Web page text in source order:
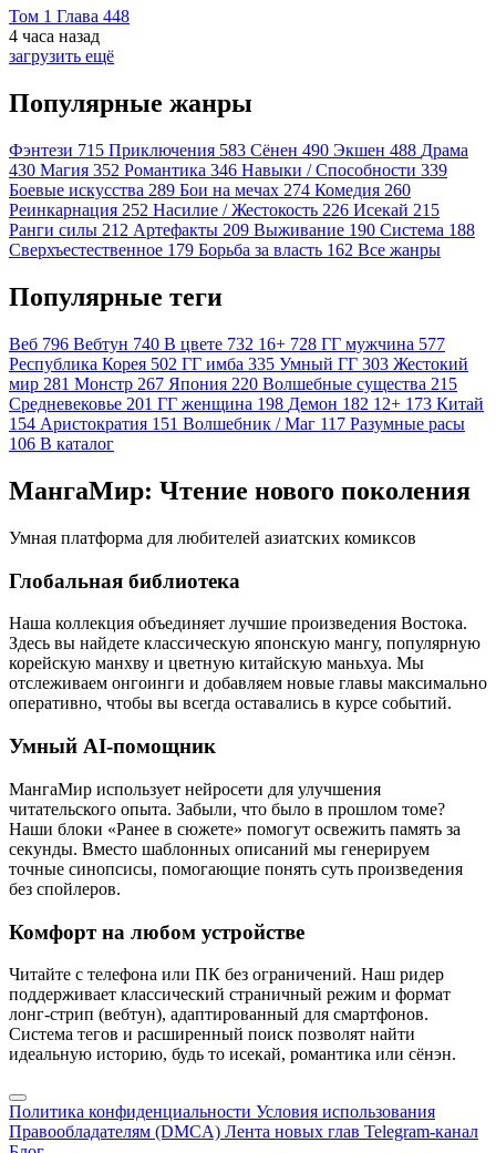
Том 1 Глава 448
4 часа назад
загрузить ещё
Популярные жанры
Фэнтези 715 Приключения 583 Сёнен 490 Экшен 488 Драма
430 Магия 352 Романтика 346 Навыки / Способности 339
Боевые искусства 289 Бои на мечах 274 Комедия 260
Реинкарнация 252 Насилие / Жестокость 226 Исекай 215
Ранги силы 212 Артефакты 209 Выживание 190 Система 188
Сверхъестественное 179 Борьба за власть 162 Все жанры
Популярные теги
Веб 796 Вебтун 740 В цвете 732 16+ 728 ГГ мужчина 577
Республика Корея 502 ГГ имба 335 Умный ГГ 303 Жестокий
мир 281 Монстр 267 Япония 220 Волшебные существа 215
Средневековье 201 ГГ женщина 198 Демон 182 12+ 173 Китай
154 Аристократия 151 Волшебник / Маг 117 Разумные расы
106 В каталог
МангаМир: Чтение нового поколения
Умная платформа для любителей азиатских комиксов
Глобальная библиотека
Наша коллекция объединяет лучшие произведения Востока.
Здесь вы найдете классическую японскую мангу, популярную
корейскую манхву и цветную китайскую маньхуа. Мы
отслеживаем онгоинги и добавляем новые главы максимально
оперативно, чтобы вы всегда оставались в курсе событий.
Умный AI-помощник
МангаМир использует нейросети для улучшения
читательского опыта. Забыли, что было в прошлом томе?
Наши блоки «Ранее в сюжете» помогут освежить память за
секунды. Вместо шаблонных описаний мы генерируем
точные синопсисы, помогающие понять суть произведения
без спойлеров.
Комфорт на любом устройстве
Читайте с телефона или ПК без ограничений. Наш ридер
поддерживает классический страничный режим и формат
лонг-стрип (вебтун), адаптированный для смартфонов.
Система тегов и расширенный поиск позволят найти
идеальную историю, будь то исекай, романтика или сёнэн.
Политика конфиденциальности Условия использования
Правообладателям (DMCA) Лента новых глав Telegram-канал